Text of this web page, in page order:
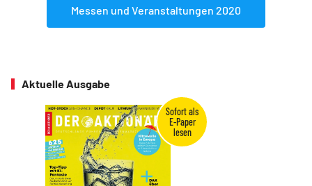
Messen und Veranstaltungen 2020
Aktuelle Ausgabe